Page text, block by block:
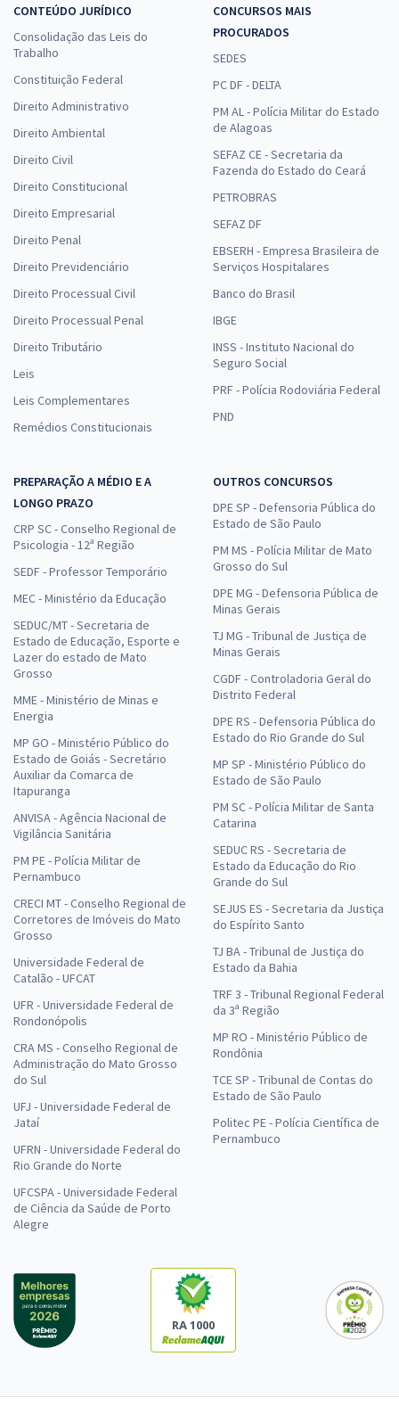
CONTEÚDO JURÍDICO
Consolidação das Leis do
Trabalho
Constituição Federal
Direito Administrativo
Direito Ambiental
Direito Civil
Direito Constitucional
Direito Empresarial
Direito Penal
Direito Previdenciário
Direito Processual Civil
Direito Processual Penal
Direito Tributário
Leis
Leis Complementares
Remédios Constitucionais
CONCURSOS MAIS
PROCURADOS
SEDES
PC DF - DELTA
PM AL - Polícia Militar do Estado
de Alagoas
SEFAZ CE - Secretaria da
Fazenda do Estado do Ceará
PETROBRAS
SEFAZ DF
EBSERH - Empresa Brasileira de
Serviços Hospitalares
Banco do Brasil
IBGE
INSS - Instituto Nacional do
Seguro Social
PRF - Polícia Rodoviária Federal
PND
PREPARAÇÃO A MÉDIO E A
LONGO PRAZO
CRP SC - Conselho Regional de
Psicologia - 12ª Região
SEDF - Professor Temporário
MEC - Ministério da Educação
SEDUC/MT - Secretaria de
Estado de Educação, Esporte e
Lazer do estado de Mato
Grosso
MME - Ministério de Minas e
Energia
MP GO - Ministério Público do
Estado de Goiás - Secretário
Auxiliar da Comarca de
Itapuranga
ANVISA - Agência Nacional de
Vigilância Sanitária
PM PE - Polícia Militar de
Pernambuco
CRECI MT - Conselho Regional de
Corretores de Imóveis do Mato
Grosso
Universidade Federal de
Catalão - UFCAT
UFR - Universidade Federal de
Rondonópolis
CRA MS - Conselho Regional de
Administração do Mato Grosso
do Sul
UFJ - Universidade Federal de
Jataí
UFRN - Universidade Federal do
Rio Grande do Norte
UFCSPA - Universidade Federal
de Ciência da Saúde de Porto
Alegre
OUTROS CONCURSOS
DPE SP - Defensoria Pública do
Estado de São Paulo
PM MS - Polícia Militar de Mato
Grosso do Sul
DPE MG - Defensoria Pública de
Minas Gerais
TJ MG - Tribunal de Justiça de
Minas Gerais
CGDF - Controladoria Geral do
Distrito Federal
DPE RS - Defensoria Pública do
Estado do Rio Grande do Sul
MP SP - Ministério Público do
Estado de São Paulo
PM SC - Polícia Militar de Santa
Catarina
SEDUC RS - Secretaria de
Estado da Educação do Rio
Grande do Sul
SEJUS ES - Secretaria da Justiça
do Espírito Santo
TJ BA - Tribunal de Justiça do
Estado da Bahia
TRF 3 - Tribunal Regional Federal
da 3ª Região
MP RO - Ministério Público de
Rondônia
TCE SP - Tribunal de Contas do
Estado de São Paulo
Politec PE - Polícia Científica de
Pernambuco
RA 1000